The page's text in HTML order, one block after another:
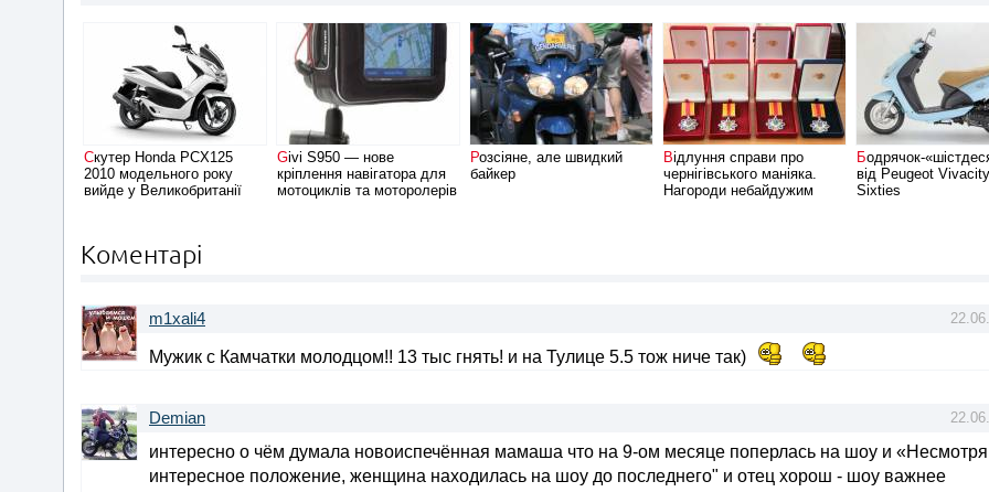
Скутер Honda PCX125
2010 модельного року
вийде у Великобританії
Givi S950 — нове
кріплення навігатора для
мотоциклів та моторолерів
Розсіяне, але швидкий
байкер
Відлуння справи про
чернігівського маніяка.
Нагороди небайдужим
Бодрячок-«шістдесятник»
від Peugeot
Sixties
Коментарі
m1xali4
Мужик с Камчатки молодцом!! 13 тыс гнять! и на Тулице 5.5 тож ниче так)
Demian
интересно о чём думала новоиспечённая мамаша что на 9-ом месяце поперлась на шоу и
интересное положение, женщина находилась на шоу до последнего" и отец хорош - шоу важнее